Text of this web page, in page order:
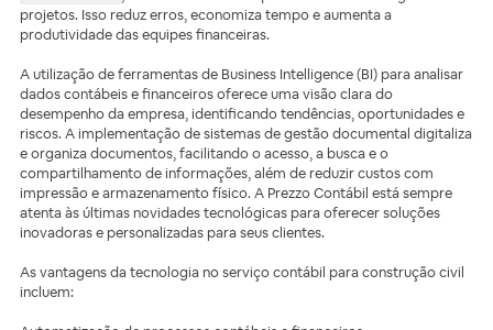
projetos. Isso reduz erros, economiza tempo e aumenta a
produtividade das equipes financeiras.
A utilização de ferramentas de Business Intelligence (BI) para analisar
dados contábeis e financeiros oferece uma visão clara do
desempenho da empresa, identificando tendências, oportunidades e
riscos. A implementação de sistemas de gestão documental digitaliza
e organiza documentos, facilitando o acesso, a busca e o
compartilhamento de informações, além de reduzir custos com
impressão e armazenamento físico. A Prezzo Contábil está sempre
atenta às últimas novidades tecnológicas para oferecer soluções
inovadoras e personalizadas para seus clientes.
As vantagens da tecnologia no serviço contábil para construção civil
incluem: